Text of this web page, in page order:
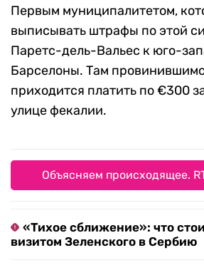
Первым муниципалитетом,
выписывать штрафы по этой
Паретс-дель-Вальес к юго-
Барселоны. Там
приходится платить по €300
улице фекалии.
Объясняем происходящее.
«Тихое сближение»: что
визитом Зеленского в Сербию